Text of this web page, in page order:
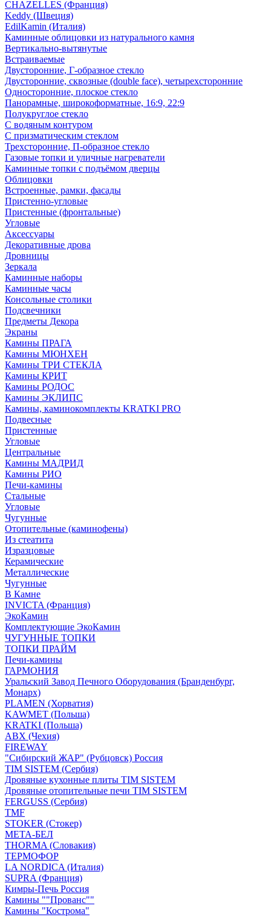
CHAZELLES (Франция)
Keddy (Швеция)
EdilKamin (Италия)
Каминные облицовки из натурального камня
Вертикально-вытянутые
Встраиваемые
Двусторонние, Г-образное стекло
Двусторонние, сквозные (double face), четырехсторонние
Односторонние, плоское стекло
Панорамные, широкоформатные, 16:9, 22:9
Полукруглое стекло
С водяным контуром
С призматическим стеклом
Трехсторонние, П-образное стекло
Газовые топки и уличные нагреватели
Каминные топки с подъёмом дверцы
Облицовки
Встроенные, рамки, фасады
Пристенно-угловые
Пристенные (фронтальные)
Угловые
Аксессуары
Декоративные дрова
Дровницы
Зеркала
Каминные наборы
Каминные часы
Консольные столики
Подсвечники
Предметы Декора
Экраны
Камины ПРАГА
Камины МЮНХЕН
Камины ТРИ СТЕКЛА
Камины КРИТ
Камины РОДОС
Камины ЭКЛИПС
Камины, каминокомплекты KRATKI PRO
Подвесные
Пристенные
Угловые
Центральные
Камины МАДРИД
Камины РИО
Печи-камины
Стальные
Угловые
Чугунные
Отопительные (каминофены)
Из стеатита
Изразцовые
Керамические
Металлические
Чугунные
В Камне
INVICTA (Франция)
ЭкоКамин
Комплектующие ЭкоКамин
ЧУГУННЫЕ ТОПКИ
ТОПКИ ПРАЙМ
Печи-камины
ГАРМОНИЯ
Уральский Завод Печного Оборудования (Бранденбург,
Монарх)
PLAMEN (Хорватия)
KAWMET (Польша)
KRATKI (Польша)
ABX (Чехия)
FIREWAY
"Сибирский ЖАР" (Рубцовск) Россия
TIM SISTEM (Сербия)
Дровяные кухонные плиты TIM SISTEM
Дровяные отопительные печи TIM SISTEM
FERGUSS (Сербия)
TMF
STOKER (Стокер)
МЕТА-БЕЛ
THORMA (Словакия)
ТЕРМОФОР
LA NORDICA (Италия)
SUPRA (Франция)
Кимры-Печь Россия
Камины ""Прованс""
Камины "Кострома"